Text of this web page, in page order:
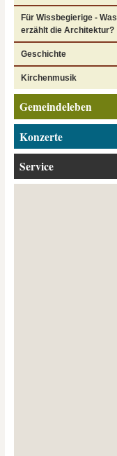
Für Wissbegierige - Was
erzählt die Architektur?
Geschichte
Kirchenmusik
Gemeindeleben
Konzerte
Service